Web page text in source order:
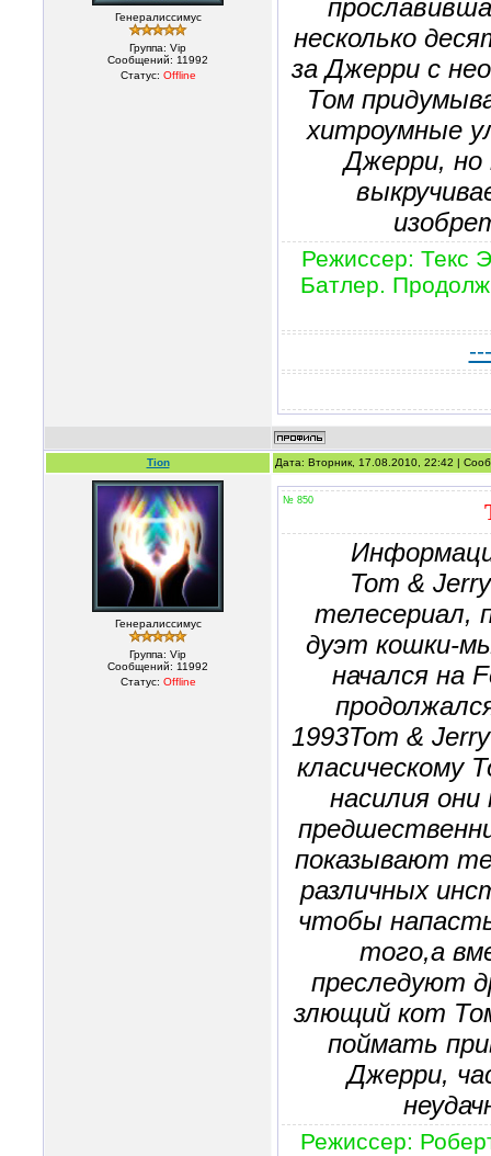
Генералиссимус
Группа: Vip
Сообщений: 11992
Статус: Offline
несколько
за Джерри с
Том
хитроумные
Джерри, но
Режиссер: Текс
Батлер.
Tion Дата: Вторник, 17.08.2010, 22:42 |
Генералиссимус
Группа: Vip
Сообщений: 11992
Статус: Offline
№ 850
Tom &
телесериал,
дуэт кошки-
начался на
1993Tom &
класическому
насилия
показывают
различных
чтобы
того,а
преследуют
злющий кот
поймать
Джерри,
Режиссер: